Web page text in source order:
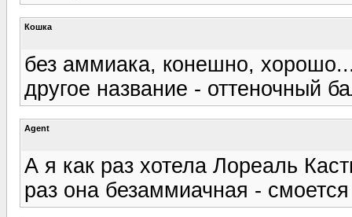
Кошка
без аммиака, конешно,
другое название - оттеночный
Agent
А я как раз хотела Лореаль
раз она безаммиачная -